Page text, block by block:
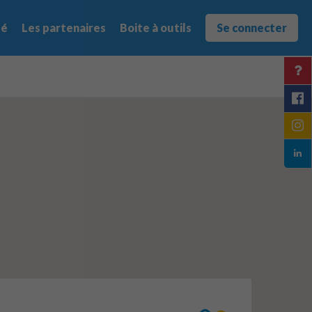
Les partenaires Boite à outils Se connecter